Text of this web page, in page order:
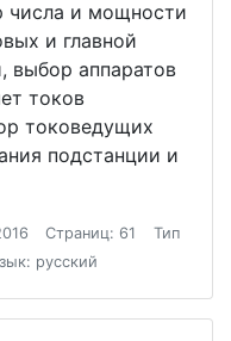
числа и мощности
и главной
выбор аппаратов
токов
токоведущих
подстанции и
Страниц: 61
Тип
русский